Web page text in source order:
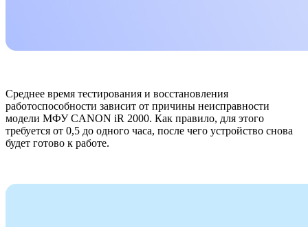
Среднее время тестирования и восстановления
работоспособности зависит от причины неисправности
модели МФУ CANON iR 2000. Как правило, для этого
требуется от 0,5 до одного часа, после чего устройство снова
будет готово к работе.